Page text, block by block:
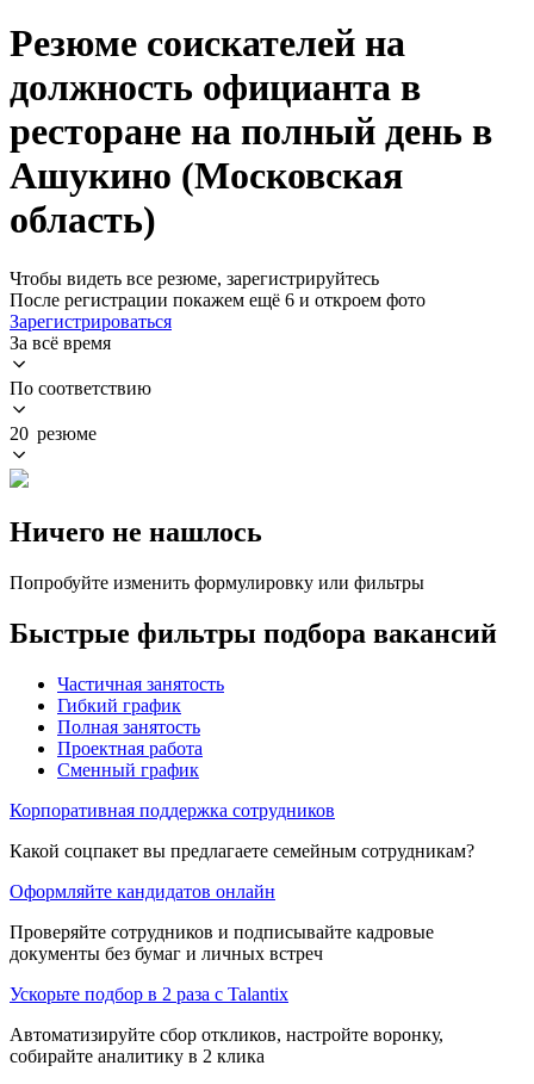
Резюме соискателей на
должность официанта в
ресторане на полный день в
Ашукино (Московская
область)
Чтобы видеть все резюме, зарегистрируйтесь
После регистрации покажем ещё 6 и откроем фото
Зарегистрироваться
За всё время
По соответствию
20 резюме
Ничего не нашлось
Попробуйте изменить формулировку или фильтры
Быстрые фильтры подбора вакансий
Частичная занятость
Гибкий график
Полная занятость
Проектная работа
Сменный график
Корпоративная поддержка сотрудников
Какой соцпакет вы предлагаете семейным сотрудникам?
Оформляйте кандидатов онлайн
Проверяйте сотрудников и подписывайте кадровые
документы без бумаг и личных встреч
Ускорьте подбор в 2 раза с Talantix
Автоматизируйте сбор откликов, настройте воронку,
собирайте аналитику в 2 клика